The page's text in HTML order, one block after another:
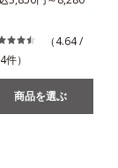
（4.64 /
件）
商品を選ぶ